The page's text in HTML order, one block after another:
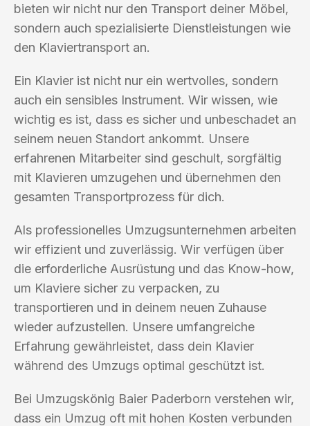
bieten wir nicht nur den Transport deiner Möbel,
sondern auch spezialisierte Dienstleistungen wie
den Klaviertransport an.
Ein Klavier ist nicht nur ein wertvolles, sondern
auch ein sensibles Instrument. Wir wissen, wie
wichtig es ist, dass es sicher und unbeschadet an
seinem neuen Standort ankommt. Unsere
erfahrenen Mitarbeiter sind geschult, sorgfältig
mit Klavieren umzugehen und übernehmen den
gesamten Transportprozess für dich.
Als professionelles Umzugsunternehmen arbeiten
wir effizient und zuverlässig. Wir verfügen über
die erforderliche Ausrüstung und das Know-how,
um Klaviere sicher zu verpacken, zu
transportieren und in deinem neuen Zuhause
wieder aufzustellen. Unsere umfangreiche
Erfahrung gewährleistet, dass dein Klavier
während des Umzugs optimal geschützt ist.
Bei Umzugskönig Baier Paderborn verstehen wir,
dass ein Umzug oft mit hohen Kosten verbunden